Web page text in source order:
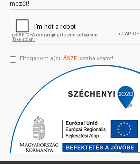
mezőt!
Elfogadom a(z) ÁSZF szabályzatot!